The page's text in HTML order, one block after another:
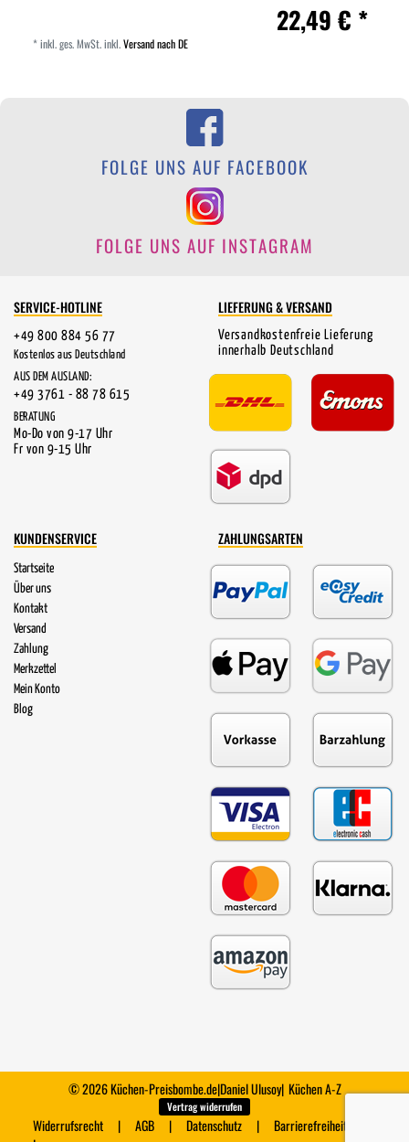
22,49 € *
*inkl. ges. MwSt.inkl.Versand nach DE
FOLGE UNS AUF FACEBOOK
FOLGE UNS AUF INSTAGRAM
SERVICE-HOTLINE
+49 800 884 56 77
Kostenlos aus Deutschland
AUS DEM AUSLAND:
+49 3761 - 88 78 615
BERATUNG
Mo-Do von 9-17 Uhr
Fr von 9-15 Uhr
LIEFERUNG & VERSAND
Versandkostenfreie Lieferung
innerhalb Deutschland
KUNDENSERVICE
Startseite
Über uns
Kontakt
Versand
Zahlung
Merkzettel
Mein Konto
Blog
ZAHLUNGSARTEN
© 2026 Küchen-Preisbombe.de|Daniel Ulusoy| Küchen A-Z
Vertrag widerrufen
Widerrufsrecht AGB Datenschutz
Barrierefreiheit